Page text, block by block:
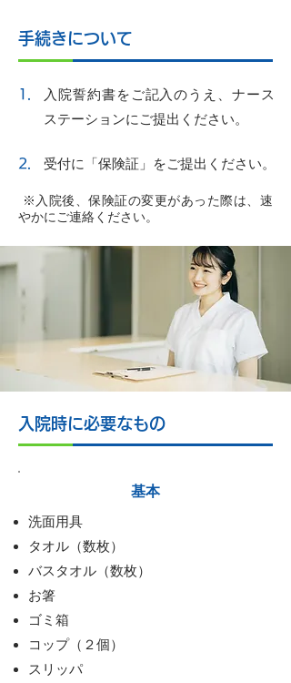
手続きについて
1.
入院誓約書をご記入のうえ、ナース
ステーションにご提出ください。
2. ​受付に「保険証」をご提出ください。​
※入院後、保険証の変更があった際は、速
やかにご連絡ください。
入院時に必要なもの
基本
洗面用具
タオル（数枚）
バスタオル（数枚）
お箸
ゴミ箱
コップ（２個）
スリッパ